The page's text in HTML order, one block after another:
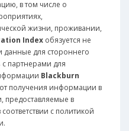
в том числе о
жизни, проживании,
Index обязуется не
данные для стороннего
партнерами для
Blackburn
получения информации в
предоставляемые в
соответствии с политикой